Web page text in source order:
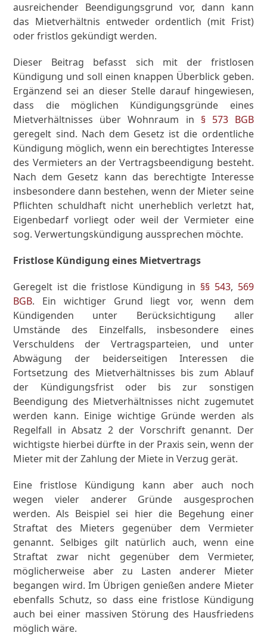
ausreichender Beendigungsgrund vor, dann kann
das Mietverhältnis entweder ordentlich (mit Frist)
oder fristlos gekündigt werden.
Dieser Beitrag befasst sich mit der fristlosen
Kündigung und soll einen knappen Überblick geben.
Ergänzend sei an dieser Stelle darauf hingewiesen,
dass die möglichen Kündigungsgründe eines
Mietverhältnisses über Wohnraum in § 573 BGB
geregelt sind. Nach dem Gesetz ist die ordentliche
Kündigung möglich, wenn ein berechtigtes Interesse
des Vermieters an der Vertragsbeendigung besteht.
Nach dem Gesetz kann das berechtigte Interesse
insbesondere dann bestehen, wenn der Mieter seine
Pflichten schuldhaft nicht unerheblich verletzt hat,
Eigenbedarf vorliegt oder weil der Vermieter eine
sog. Verwertungskündigung aussprechen möchte.
Fristlose Kündigung eines Mietvertrags
Geregelt ist die fristlose Kündigung in §§ 543, 569
BGB. Ein wichtiger Grund liegt vor, wenn dem
Kündigenden unter Berücksichtigung aller
Umstände des Einzelfalls, insbesondere eines
Verschuldens der Vertragsparteien, und unter
Abwägung der beiderseitigen Interessen die
Fortsetzung des Mietverhältnisses bis zum Ablauf
der Kündigungsfrist oder bis zur sonstigen
Beendigung des Mietverhältnisses nicht zugemutet
werden kann. Einige wichtige Gründe werden als
Regelfall in Absatz 2 der Vorschrift genannt. Der
wichtigste hierbei dürfte in der Praxis sein, wenn der
Mieter mit der Zahlung der Miete in Verzug gerät.
Eine fristlose Kündigung kann aber auch noch
wegen vieler anderer Gründe ausgesprochen
werden. Als Beispiel sei hier die Begehung einer
Straftat des Mieters gegenüber dem Vermieter
genannt. Selbiges gilt natürlich auch, wenn eine
Straftat zwar nicht gegenüber dem Vermieter,
möglicherweise aber zu Lasten anderer Mieter
begangen wird. Im Übrigen genießen andere Mieter
ebenfalls Schutz, so dass eine fristlose Kündigung
auch bei einer massiven Störung des Hausfriedens
möglich wäre.